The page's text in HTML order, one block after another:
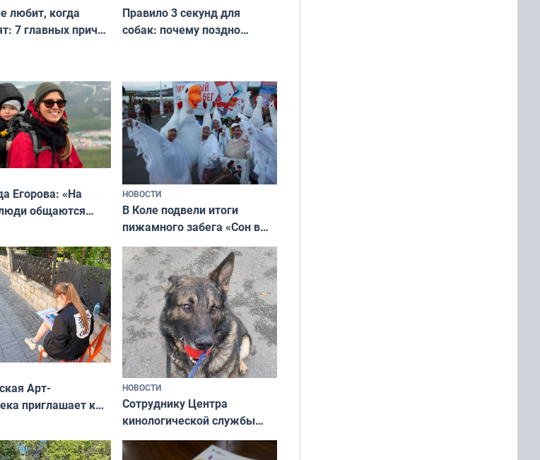
любит, когда
7 главных причин
питомцу
Правило 3 секунд для
собак: почему поздно
питомцу всё сразу и без
криков
Егорова: «На
общаются
что
НОВОСТИ
В Коле подвели итоги
пижамного забега «Сон в
Олимпийскую ночь»
Арт-
приглашает к
НОВОСТИ
Сотруднику Центра
кинологической службы
ищут новый дом